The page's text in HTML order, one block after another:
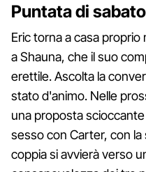
Puntata di
Eric torna a casa
a Shauna, che il suo
erettile. Ascolta la
stato d'animo. Nelle
una proposta
sesso con Carter, con
coppia si avvierà verso